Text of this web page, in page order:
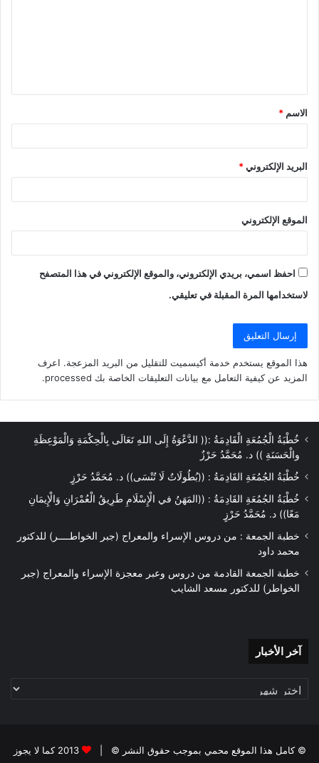
ق
*
الاسم *
البريد الإلكتروني*
الموقع الإلكتروني
احفظ اسمي، بريدي الإلكتروني، والموقع الإلكتروني في هذا المتصفح
لاستخدامها المرة المقبلة في تعليقي.
هذا الموقع يستخدم خدمة أكيسميت للتقليل من البريد المزعجة. اعرف
المزيد عن كيفية التعامل مع بيانات التعليقات الخاصة بك processed
.
خُطْبَةُ الْجُمُعَةِ الْقَادِمَةُ :(( الدَّعْوَةُ إِلَى اللهِ تَعَالَى بِالْحِكْمَةِ وَالْمَوْعِظَةِ
والْحَسَنَةِ )) د. مُحَمَّدُ حَرْزٌ
خُطْبَةُ الجُمُعَةِ القَادِمَةُ : ((بُطُولَاتٌ لَا تُنْسَى)) د. مُحَمَّدُ حَرْزٍ
خُطْبَةُ الجُمُعَةِ القَادِمَةُ : ((المَهَنُ في الْإِسْلَامِ طَرِيقُ الْعُمْرَانِ وَالْإِيمَانِ
مَعًا)) د. مُحَمَّدُ حَرْزٍ
خطبة الجمعة : من دروس الإسراء والمعراج (جبر الخواطــــر) للدكتور
محمد داود
خطبة الجمعة القادمة من دروس وعبر معجزة الإسراء والمعراج (جبر
الخواطر) للدكتور مسعد الشايب
آخر الأخبار
© كامل هذا الموقع محمي بموجب حقوق النشر © | 2013 كما لا يجوز